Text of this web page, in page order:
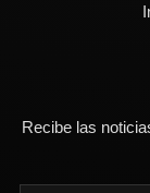
Recibe las